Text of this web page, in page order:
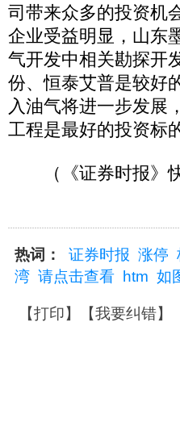
司带来众多的投资机
企业受益明显，山东
气开发中相关勘探开
份、恒泰艾普是较好
入油气将进一步发展
工程是最好的投资标
（《证券时报》快
热词： 证券时报 涨停
湾 请点击查看 htm 如
【打印】【我要纠错】